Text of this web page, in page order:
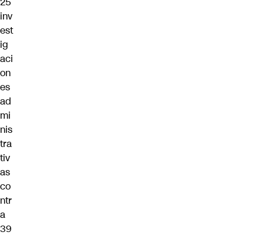
inv
est
ig
aci
on
es
ad
mi
nis
tra
tiv
as
co
ntr
a
39